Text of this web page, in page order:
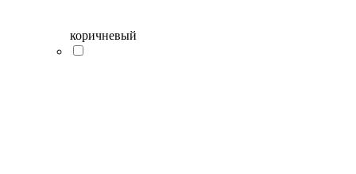
коричневый